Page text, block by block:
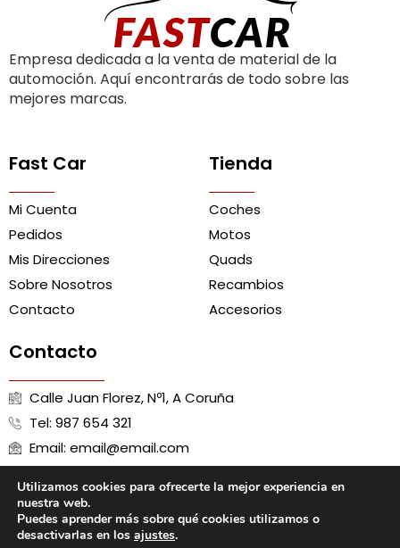
Empresa dedicada a la venta de material de la
automoción. Aquí encontrarás de todo sobre las
mejores marcas.
Fast Car
Mi Cuenta
Pedidos
Mis Direcciones
Sobre Nosotros
Contacto
Tienda
Coches
Motos
Quads
Recambios
Accesorios
Contacto
Calle Juan Florez, Nº1, A Coruña
Tel: 987 654 321
Email: email@email.com
Aviso Legal Política de Cookies
Política de Privacidad
Utilizamos cookies para ofrecerte la mejor experiencia en
nuestra web.
Puedes aprender más sobre qué cookies utilizamos o
desactivarlas en los ajustes.